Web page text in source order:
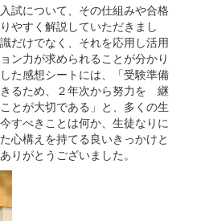
試について、その仕組みや合格
やすく解説していただきまし
だけでなく、それを応用し活用
ン力が求められることが分かり
た感想シートには、「受験準備
るため、２年次から努力を 継
とが大切である」と、多くの生
すべきことは何か、生徒なりに
心構えを持てる良いきっかけと
りがとうございました。